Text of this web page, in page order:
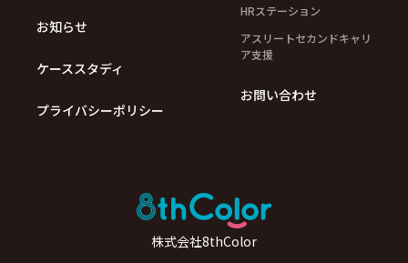
お知らせ
HRステーション
アスリートセカンドキャリ
ア支援
お問い合わせ
ケーススタディ
プライバシーポリシー
株式会社8thColor